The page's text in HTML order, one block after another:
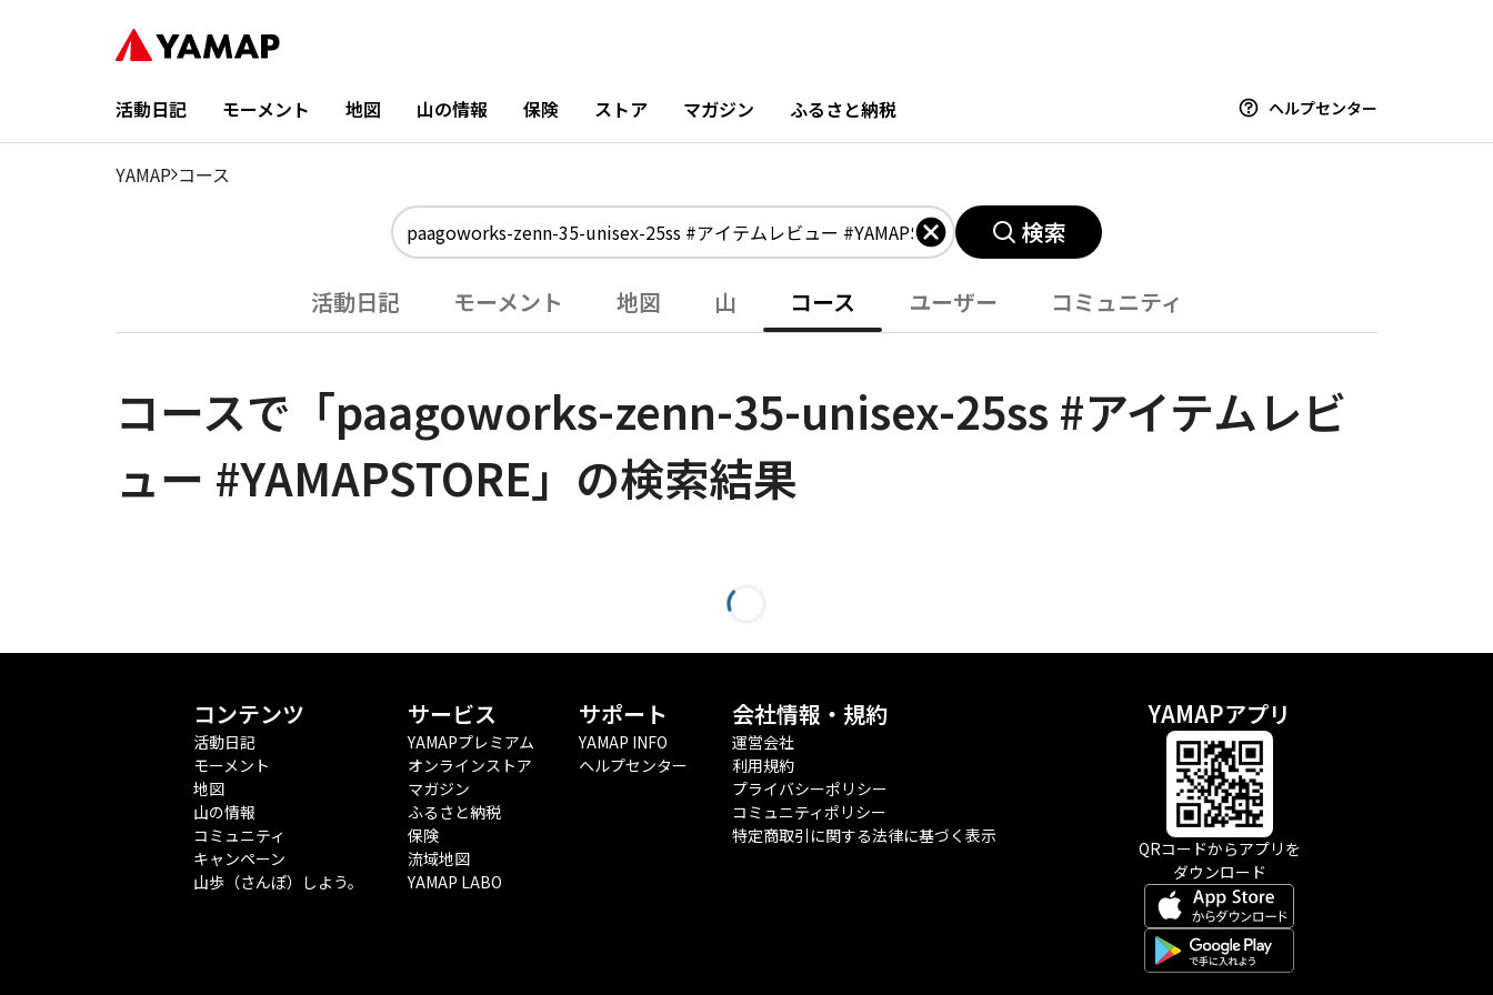
活動日記 モーメント 地図 山の情報 保険 ストア マガジン ふるさと納税 ヘルプセンター
YAMAP コース
検索
活動日記 モーメント 地図 山 コース ユーザー コミュニティ
コースで「paagoworks-zenn-35-unisex-25ss #アイテムレビ
ュー #YAMAPSTORE」の検索結果
コンテンツ
活動日記
モーメント
地図
山の情報
コミュニティ
キャンペーン
山歩（さんぽ）しよう。
サービス
YAMAPプレミアム
オンラインストア
マガジン
ふるさと納税
保険
流域地図
YAMAP LABO
サポート
YAMAP INFO
ヘルプセンター
会社情報・規約
運営会社
利用規約
プライバシーポリシー
コミュニティポリシー
特定商取引に関する法律に基づく表示
YAMAPアプリ
QRコードからアプリを
ダウンロード